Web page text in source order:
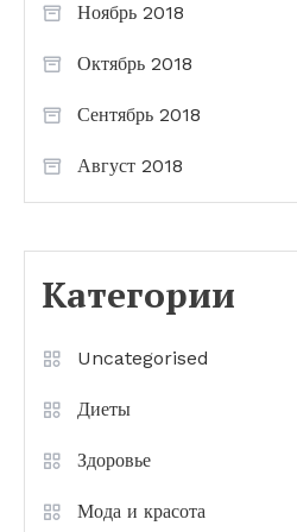
Ноябрь 2018
Октябрь 2018
Сентябрь 2018
Август 2018
Категории
Uncategorised
Диеты
Здоровье
Мода и красота